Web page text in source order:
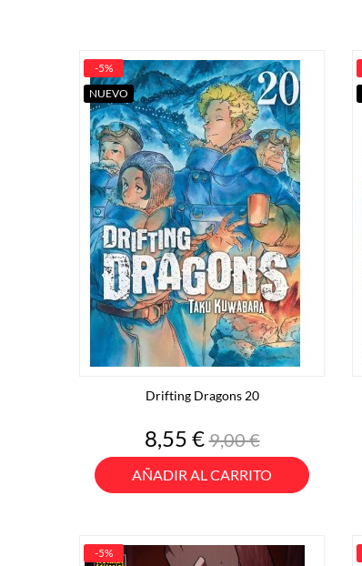
Drifting Dragons 20
Precio
8,55 €Precio
base
9,00 €
AÑADIR AL CARRITO
-5%
NUEVO
-5%